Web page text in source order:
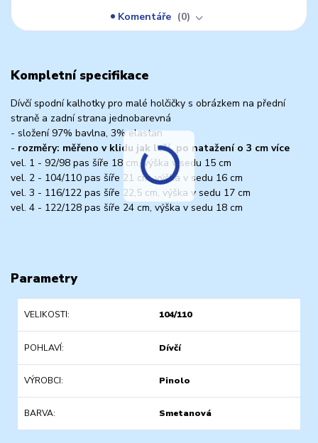
Komentáře
0
Kompletní specifikace
Dívčí spodní kalhotky pro malé holčičky s obrázkem na přední
straně a zadní strana jednobarevná
- složení 97% bavlna, 3% elastan
- rozměry: měřeno v klidu jak leží, po natažení o 3 cm více
vel. 1 - 92/98 pas šíře 18 cm, výška v sedu 15 cm
vel. 2 - 104/110 pas šíře 21 cm, výška v sedu 16 cm
vel. 3 - 116/122 pas šíře 22,5 cm, výška v sedu 17 cm
vel. 4 - 122/128 pas šíře 24 cm, výška v sedu 18 cm
Parametry
VELIKOSTI 104/110
POHLAVÍ Dívčí
VÝROBCI Pinolo
BARVA Smetanová